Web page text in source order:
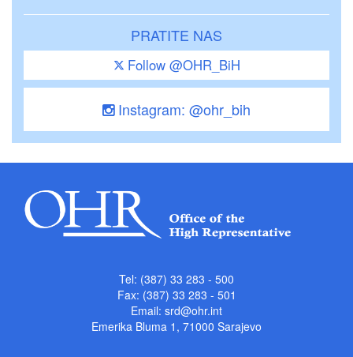
PRATITE NAS
Follow @OHR_BiH
Instagram: @ohr_bih
Tel: (387) 33 283 - 500
Fax: (387) 33 283 - 501
Email: srd@ohr.int
Emerika Bluma 1, 71000 Sarajevo